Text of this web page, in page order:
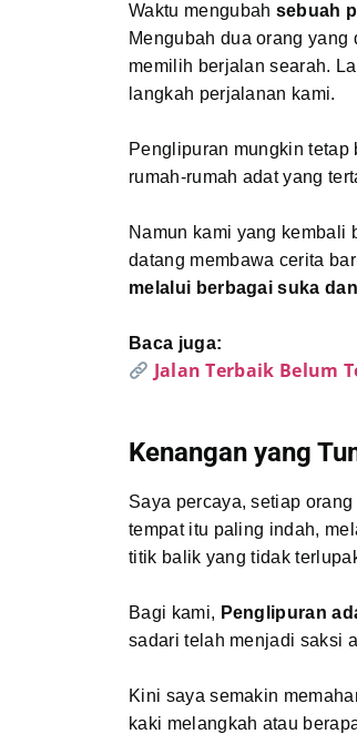
Waktu mengubah sebuah
Mengubah dua orang
memilih berjalan searah.
langkah perjalanan kami.
Penglipuran mungkin
rumah-rumah adat yang
Namun kami yang kembali
datang membawa cerita
melalui berbagai suka
Baca juga:
Jalan Terbaik Belum
Kenangan yang
Saya percaya, setiap
tempat itu paling indah,
titik balik yang tidak
Bagi kami, Penglipuran
sadari telah menjadi saksi
Kini saya semakin
kaki melangkah atau